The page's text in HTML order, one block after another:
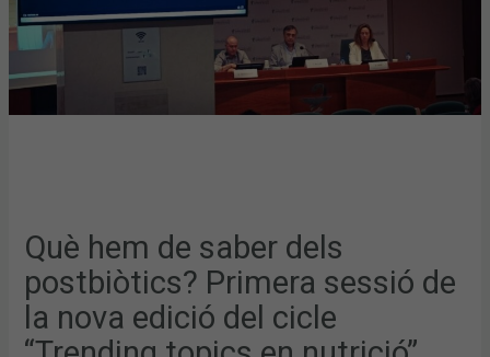
Què hem de saber dels
postbiòtics? Primera sessió de
la nova edició del cicle
DE
LA
NOVA
DEL
CICLE
TOPICS